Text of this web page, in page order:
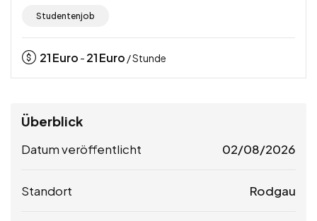
Studentenjob
21Euro - 21Euro / Stunde
Überblick
Datum veröffentlicht 02/08/2026
Standort Rodgau